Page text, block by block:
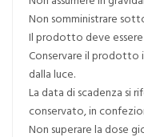
Non somministrare
Il prodotto deve
Conservare il prodotto
dalla luce.
La data di scadenza si
conservato, in
Non superare la dose